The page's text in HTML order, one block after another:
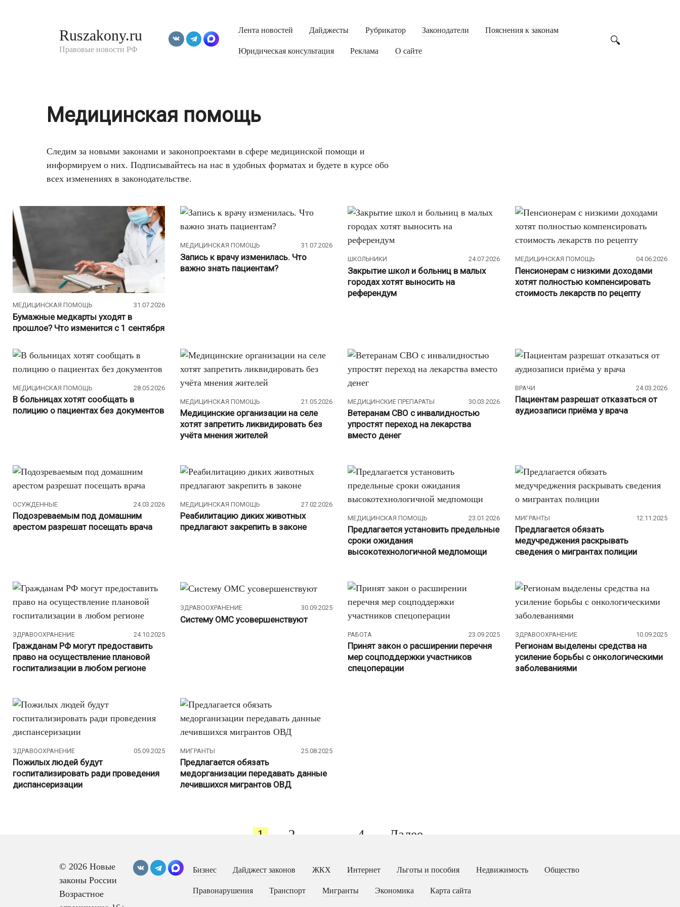
Ruszakony.ru
Правовые новости РФ
Лента новостей Дайджесты Рубрикатор Законодатели Пояснения к законам
Юридическая консультация Реклама О сайте
Медицинская помощь
Следим за новыми законами и законопроектами в сфере медицинской помощи и
информируем о них. Подписывайтесь на нас в удобных форматах и будете в курсе обо
всех изменениях в законодательстве.
МЕДИЦИНСКАЯ ПОМОЩЬ 31.07.2026
Бумажные медкарты уходят в
прошлое? Что изменится с 1 сентября
МЕДИЦИНСКАЯ ПОМОЩЬ 31.07.2026
Запись к врачу изменилась. Что
важно знать пациентам?
ШКОЛЬНИКИ 24.07.2026
Закрытие школ и больниц в малых
городах хотят выносить на
референдум
МЕДИЦИНСКАЯ ПОМОЩЬ 04.06.2026
Пенсионерам с низкими доходами
хотят полностью компенсировать
стоимость лекарств по рецепту
МЕДИЦИНСКАЯ ПОМОЩЬ 28.05.2026
В больницах хотят сообщать в
полицию о пациентах без документов
МЕДИЦИНСКАЯ ПОМОЩЬ 21.05.2026
Медицинские организации на селе
хотят запретить ликвидировать без
учёта мнения жителей
МЕДИЦИНСКИЕ ПРЕПАРАТЫ 30.03.2026
Ветеранам СВО с инвалидностью
упростят переход на лекарства
вместо денег
ВРАЧИ 24.03.2026
Пациентам разрешат отказаться от
аудиозаписи приёма у врача
ОСУЖДЕННЫЕ 24.03.2026
Подозреваемым под домашним
арестом разрешат посещать врача
МЕДИЦИНСКАЯ ПОМОЩЬ 27.02.2026
Реабилитацию диких животных
предлагают закрепить в законе
МЕДИЦИНСКАЯ ПОМОЩЬ 23.01.2026
Предлагается установить предельные
сроки ожидания
высокотехнологичной медпомощи
МИГРАНТЫ 12.11.2025
Предлагается обязать
медучреджения раскрывать
сведения о мигрантах полиции
ЗДРАВООХРАНЕНИЕ 24.10.2025
Гражданам РФ могут предоставить
право на осуществление плановой
госпитализации в любом регионе
ЗДРАВООХРАНЕНИЕ 30.09.2025
Систему ОМС усовершенствуют
РАБОТА 23.09.2025
Принят закон о расширении перечня
мер соцподдержки участников
спецоперации
ЗДРАВООХРАНЕНИЕ 10.09.2025
Регионам выделены средства на
усиление борьбы с онкологическими
заболеваниями
ЗДРАВООХРАНЕНИЕ 05.09.2025
Пожилых людей будут
госпитализировать ради проведения
диспансеризации
МИГРАНТЫ 25.08.2025
Предлагается обязать
медорганизации передавать данные
лечившихся мигрантов ОВД
1 2 4 Далее
© 2026 Новые
законы России
Возрастное
Бизнес Дайджест законов ЖКХ Интернет Льготы и пособия Недвижимость Общество
Правонарушения Транспорт Мигранты Экономика Карта сайта